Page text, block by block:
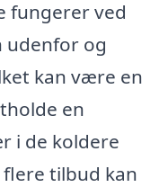
fungerer ved
og
kan være en
en
i de koldere
tilbud kan